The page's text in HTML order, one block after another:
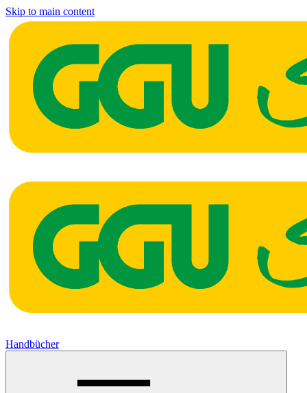
Skip to main content
Handbücher